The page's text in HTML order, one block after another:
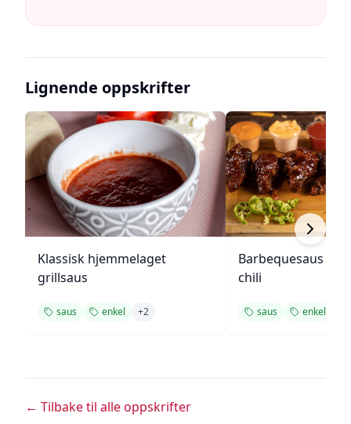
Lignende oppskrifter
Klassisk hjemmelaget
grillsaus
saus enkel +2
Barbequesaus
chili
saus enkel
← Tilbake til alle oppskrifter